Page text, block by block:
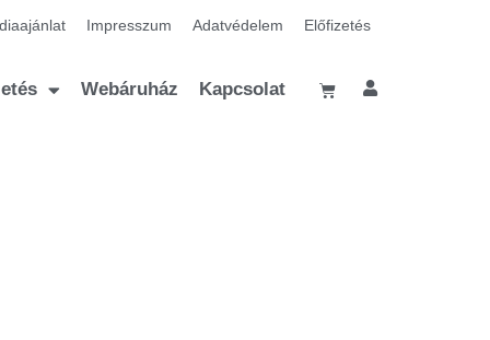
Impresszum Adatvédelem Előfizetés
Webáruház Kapcsolat